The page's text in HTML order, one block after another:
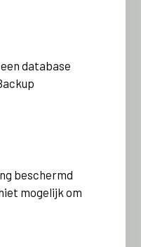
database
beschermd
mogelijk om